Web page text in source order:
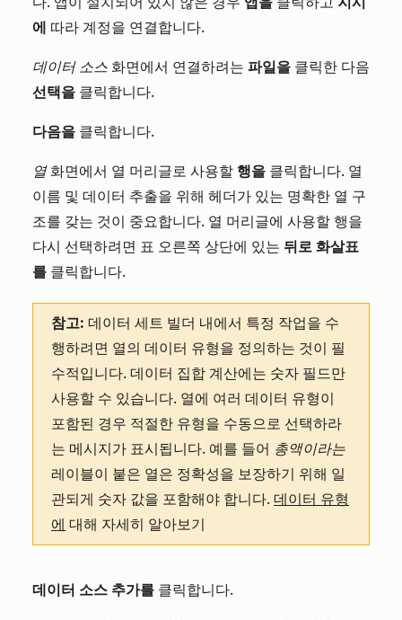
에 따라 계정을 연결합니다.
데이터 소스 화면에서 연결하려는 파일을 클릭한 다음
선택을 클릭합니다.
다음을 클릭합니다.
열화면에서 열 머리글로 사용할 행을 클릭합니다. 열
이름 및 데이터 추출을 위해 헤더가 있는 명확한 열 구
조를 갖는 것이 중요합니다. 열 머리글에 사용할 행을
다시 선택하려면 표 오른쪽 상단에 있는 뒤로 화살표
를 클릭합니다.
참고: 데이터 세트 빌더 내에서 특정 작업을 수
행하려면 열의 데이터 유형을 정의하는 것이 필
수적입니다. 데이터 집합 계산에는 숫자 필드만
사용할 수 있습니다. 열에 여러 데이터 유형이
포함된 경우 적절한 유형을 수동으로 선택하라
는 메시지가 표시됩니다. 예를 들어 총액이라는
레이블이 붙은 열은 정확성을 보장하기 위해 일
관되게 숫자 값을 포함해야 합니다. 데이터 유형
에 대해 자세히 알아보기
데이터 소스 추가를 클릭합니다.